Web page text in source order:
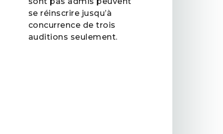
se réinscrire jusqu’à
concurrence de trois
auditions seulement.